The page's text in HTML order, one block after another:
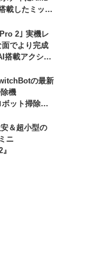
載したミッド
2｣ 実機レ
でより完成
搭載アクショ
の最新
機
ット掃除機
安＆超小型の
ニ